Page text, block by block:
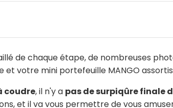
de chaque étape, de nombreuses
votre mini portefeuille MANGO
coudre, il n'y a pas de surpiqûre finale
et il va vous permettre de vous